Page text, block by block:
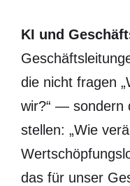
KI und
die nicht fragen
wir?“ — sondern
stellen: „Wie
das für unser